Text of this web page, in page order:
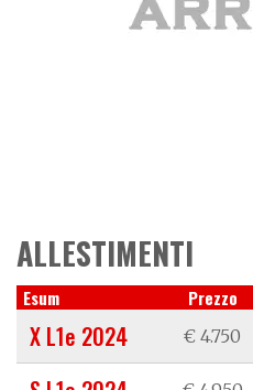
ALLESTIMENTI
Esum Prezzo
X L1e 2024 € 4.750